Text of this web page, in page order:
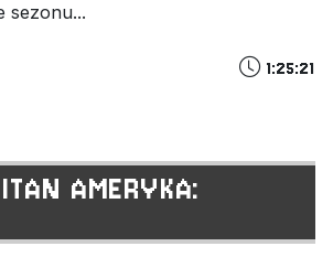
sezonu...
1:25:21
AMERYKA: